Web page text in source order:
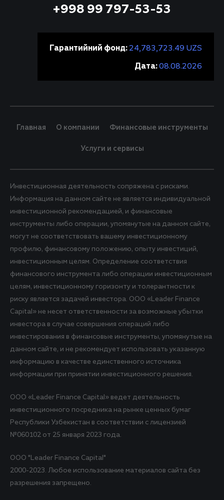
+998 99 797-53-53
Гарантийний фонд: 24,783,723.49 UZS
Дата:08.08.2026
Главная О компании Финансовые инструменты
Услуги и сервисы
Инвестиционная деятельность сопряжена с рисками.
Информация на данном сайте не является индивидуальной
инвестиционной рекомендацией, и финансовые
инструменты либо операции, упомянутые на данном сайте,
могут не соответствовать вашему инвестиционному
профилю, финансовому положению, опыту инвестиций,
инвестиционным целям. Определение соответствия
финансового инструмента либо операции инвестиционным
целям, инвестиционному горизонту и толерантности к
риску является задачей инвестора. ООО «Leader Finance
Capital» не несет ответственности за возможные убытки
инвестора в случае совершения операций либо
инвестирования в финансовые инструменты, упомянутые на
данном сайте, и не рекомендует использовать указанную
информацию в качестве единственного источника
информации при принятии инвестиционного решения.
ООО «Leader Finance Capital» ведет деятельность
инвестиционного посредника на рынке ценных бумаг
Республики Узбекистан в соответствии с лицензией
№060102 от 25 января 2023 года.
ООО "Leader Finance Capital"
2000-2023. Любое использование материалов сайта без
разрешения запрещено.